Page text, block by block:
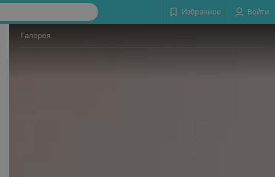
Избранное Войти
Галерея